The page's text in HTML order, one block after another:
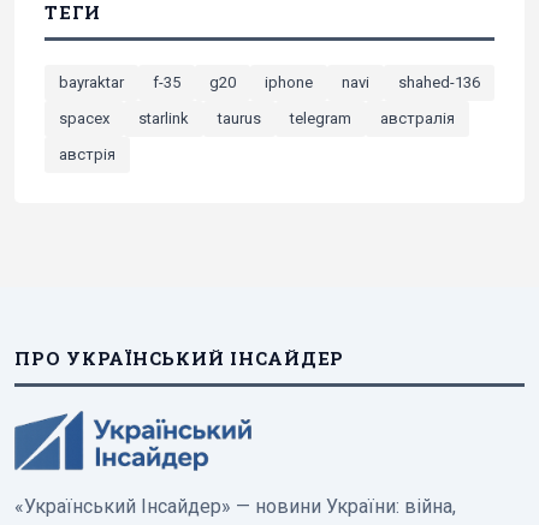
ТЕГИ
bayraktar f-35 g20 iphone navi
shahed-136
spacex
starlink taurus telegram
австралія
австрія
ПРО УКРАЇНСЬКИЙ ІНСАЙДЕР
«Український Інсайдер» — новини України: війна,